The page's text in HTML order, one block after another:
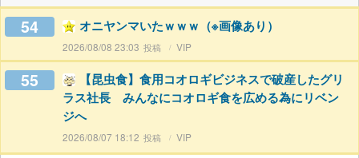
54 オニヤンマいたｗｗｗ（※画像あり）
2026/08/08 23:03 VIP
55
【昆虫食】食用コオロギビジネスで破産したグリ
ラス社長 みんなにコオロギ食を広める為にリベン
ジへ
2026/08/07 18:12 VIP